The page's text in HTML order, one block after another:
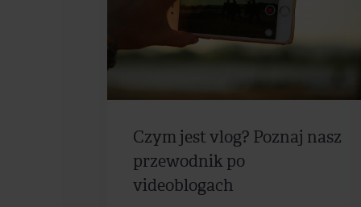
Czym jest vlog? Poznaj nasz
przewodnik po
videoblogach